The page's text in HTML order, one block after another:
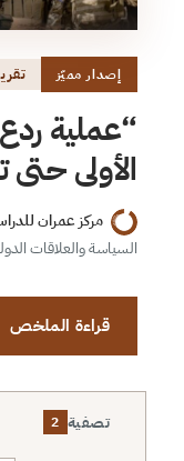
إصدار مميّز
“عملية
الأولى
مركز عمران
السياسة والعلاقات
قراءة الملخص
تصفية 2